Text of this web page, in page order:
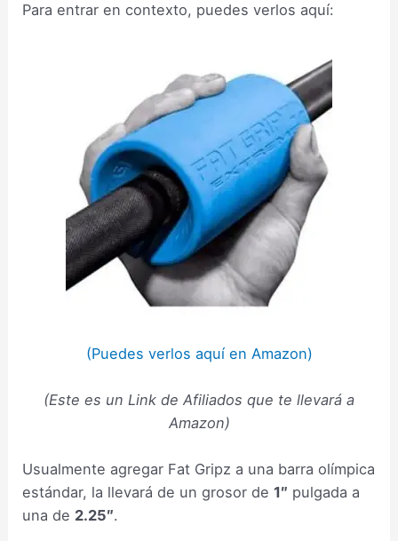
Para entrar en contexto, puedes verlos aquí:
(Puedes verlos aquí en Amazon)
(Este es un Link de Afiliados que te llevará a
Amazon)
Usualmente agregar Fat Gripz a una barra olímpica
estándar, la llevará de un grosor de1″ pulgada a
una de 2.25″.